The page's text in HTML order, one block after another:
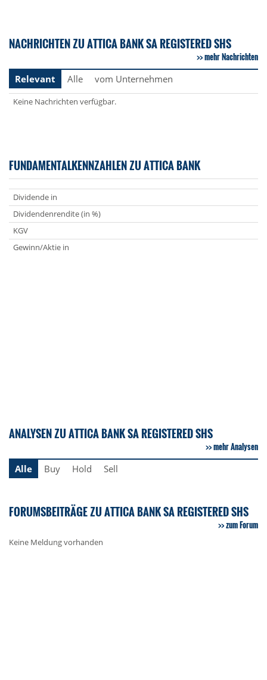
NACHRICHTEN ZU ATTICA BANK SA REGISTERED SHS
mehr Nachrichten
Relevant
Alle vom Unternehmen
Keine Nachrichten verfügbar.
FUNDAMENTALKENNZAHLEN ZU ATTICA BANK
Dividende in
Dividendenrendite (in %)
KGV
Gewinn/Aktie in
ANALYSEN ZU ATTICA BANK SA REGISTERED SHS
mehr Analysen
Alle
Buy Hold Sell
FORUMSBEITRÄGE ZU ATTICA BANK SA REGISTERED SHS
zum Forum
Keine Meldung vorhanden